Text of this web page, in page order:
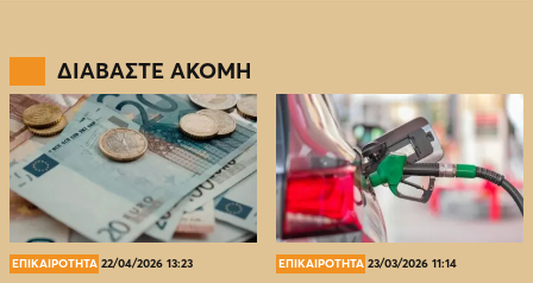
ΔΙΑΒΑΣΤΕ ΑΚΟΜΗ
ΕΠΙΚΑΙΡΟΤΗΤΑ 22/04/2026 13:23 ΕΠΙΚΑΙΡΟΤΗΤΑ 23/03/2026 11:14